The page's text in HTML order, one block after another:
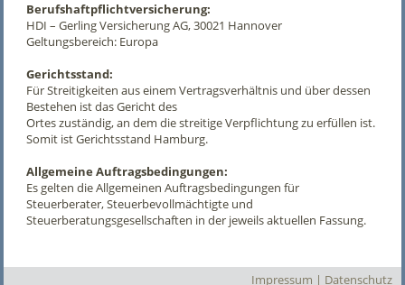
Berufshaftpflichtversicherung:
HDI – Gerling Versicherung AG, 30021 Hannover
Geltungsbereich: Europa
Gerichtsstand:
Für Streitigkeiten aus einem Vertragsverhältnis und über dessen
Bestehen ist das Gericht des
Ortes zuständig, an dem die streitige Verpflichtung zu erfüllen ist.
Somit ist Gerichtsstand Hamburg.
Allgemeine Auftragsbedingungen:
Es gelten die Allgemeinen Auftragsbedingungen für
Steuerberater, Steuerbevollmächtigte und
Steuerberatungsgesellschaften in der jeweils aktuellen Fassung.
Impressum | Datenschutz